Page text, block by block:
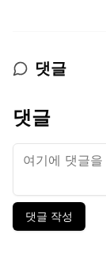
댓글
댓글
댓글 작성